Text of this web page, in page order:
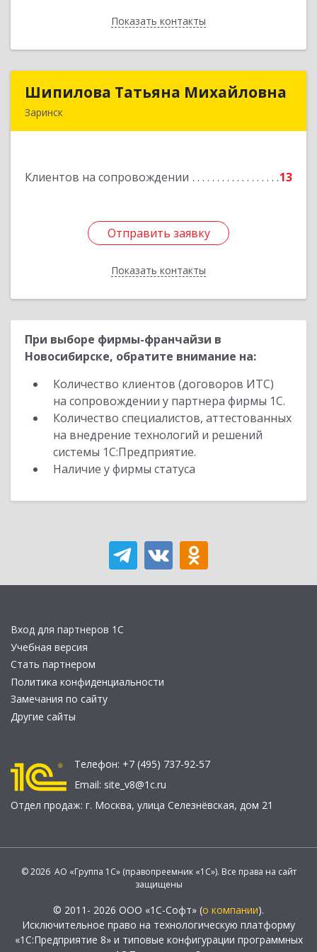
Показать контакты
Назад
Шипилова Татьяна Михайловна
Заринск
Клиентов на сопровождении 13
Отправить заявку
Показать контакты
Шипилова Татьяна Михайловна
Отправить заявку
Назад
При выборе фирмы-франчайзи в
Новосибирске, обратите внимание на:
Количество клиентов (договоров ИТС)
на сопровождении у партнера фирмы 1С.
Количество специалистов, аттестованных
на внедрение технологий и решений
системы 1С:Предприятие.
Наличие у фирмы статуса
Вход для партнеров 1С
Учебная версия
Стать партнером
Политика конфиденциальности
Замечания по сайту
Другие сайты
Телефон: +7 (495) 737-92-57
Email: site_v8@1c.ru
Отдел продаж: г. Москва, улица Селезнёвская, дом 21
© 2026 АО «Группа 1С» (правопреемник «1С»). Все права на сайт
защищены
© 2011- 2026 ООО «1С-Софт» (о компании).
Исключительное право на технологическую платформу
«1С:Предприятие 8» и типовые конфигурации программных